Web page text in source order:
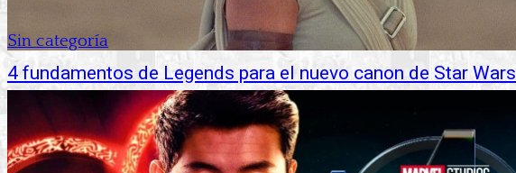
Sin categoría
4 fundamentos de Legends para el nuevo canon de Star Wars